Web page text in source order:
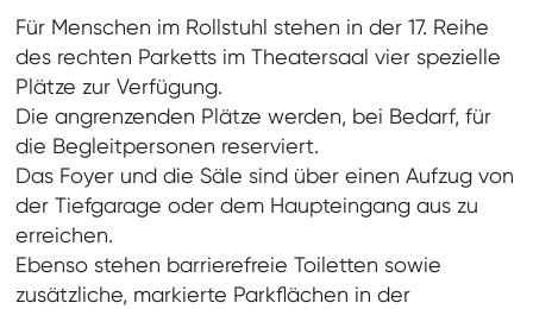
Für Menschen im Rollstuhl stehen in der 17. Reihe
des rechten Parketts im Theatersaal vier spezielle
Plätze zur Verfügung.
Die angrenzenden Plätze werden, bei Bedarf, für
die Begleitpersonen reserviert.
Das Foyer und die Säle sind über einen Aufzug von
der Tiefgarage oder dem Haupteingang aus zu
erreichen.
Ebenso stehen barrierefreie Toiletten sowie
zusätzliche, markierte Parkflächen in der